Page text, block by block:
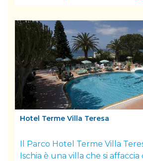
Hotel Terme Villa Teresa
Il Parco Hotel Terme Villa
Ischia è una villa che si